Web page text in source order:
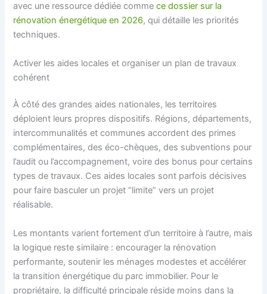
avec une ressource dédiée commece dossier sur la
rénovation énergétique en 2026, qui détaille les priorités
techniques.
Activer les aides locales et organiser un plan de travaux
cohérent
À côté des grandes aides nationales, les territoires
déploient leurs propres dispositifs. Régions, départements,
intercommunalités et communes accordent des primes
complémentaires, des éco-chèques, des subventions pour
l’audit ou l’accompagnement, voire des bonus pour certains
types de travaux. Ces aides locales sont parfois décisives
pour faire basculer un projet “limite” vers un projet
réalisable.
Les montants varient fortement d’un territoire à l’autre, mais
la logique reste similaire : encourager la rénovation
performante, soutenir les ménages modestes et accélérer
la transition énergétique du parc immobilier. Pour le
propriétaire, la difficulté principale réside moins dans la